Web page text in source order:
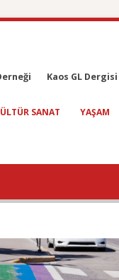
Kaos GL Dergisi
SANAT YAŞAM